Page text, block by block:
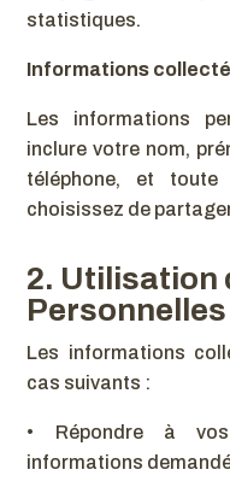
statistiques.
Informations
Les informations
inclure votre nom,
téléphone, et
choisissez de
2. Utilisation
Personnelles
Les informations
cas suivants :
•
Répondre à
informations